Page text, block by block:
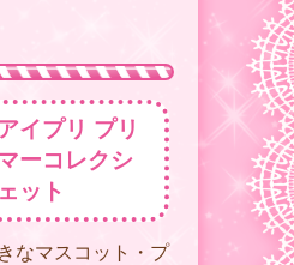
イプリ プリ
ーコレクシ
ット
なマスコット・プ